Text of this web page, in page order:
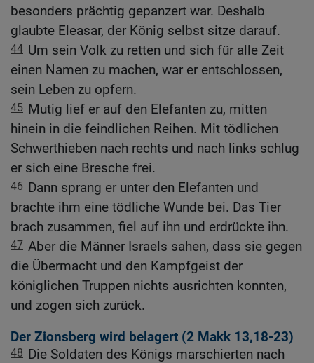
besonders prächtig gepanzert war. Deshalb
glaubte Eleasar, der König selbst sitze darauf.
44 Um sein Volk zu retten und sich für alle Zeit
einen Namen zu machen, war er entschlossen,
sein Leben zu opfern.
45 Mutig lief er auf den Elefanten zu, mitten
hinein in die feindlichen Reihen. Mit tödlichen
Schwerthieben nach rechts und nach links schlug
er sich eine Bresche frei.
46 Dann sprang er unter den Elefanten und
brachte ihm eine tödliche Wunde bei. Das Tier
brach zusammen, fiel auf ihn und erdrückte ihn.
47 Aber die Männer Israels sahen, dass sie gegen
die Übermacht und den Kampfgeist der
königlichen Truppen nichts ausrichten konnten,
und zogen sich zurück.
Der Zionsberg wird belagert (2 Makk 13,18-23)
48 Die Soldaten des Königs marschierten nach